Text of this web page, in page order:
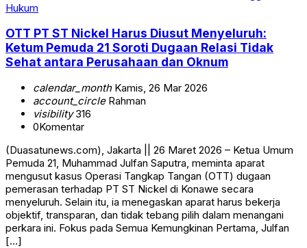
Hukum
OTT PT ST Nickel Harus Diusut Menyeluruh:
Ketum Pemuda 21 Soroti Dugaan Relasi Tidak
Sehat antara Perusahaan dan Oknum
calendar_monthKamis, 26 Mar 2026
account_circleRahman
visibility316
0Komentar
(Duasatunews.com), Jakarta || 26 Maret 2026 – Ketua Umum
Pemuda 21, Muhammad Julfan Saputra, meminta aparat
mengusut kasus Operasi Tangkap Tangan (OTT) dugaan
pemerasan terhadap PT ST Nickel di Konawe secara
menyeluruh. Selain itu, ia menegaskan aparat harus bekerja
objektif, transparan, dan tidak tebang pilih dalam menangani
perkara ini. Fokus pada Semua Kemungkinan Pertama, Julfan
[…]